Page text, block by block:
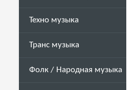
Техно музыка
Транс музыка
Фолк / Народная музыка